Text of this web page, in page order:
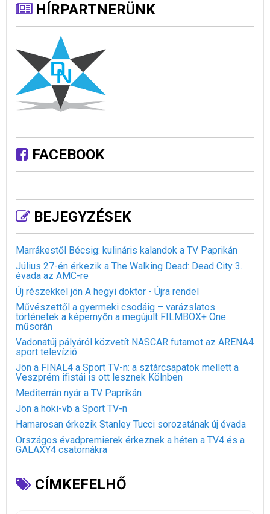
HÍRPARTNERÜNK
FACEBOOK
BEJEGYZÉSEK
Marrákestől Bécsig: kulináris kalandok a TV Paprikán
Július 27-én érkezik a The Walking Dead: Dead City 3.
évada az AMC-re
Új részekkel jön A hegyi doktor - Újra rendel
Művészettől a gyermeki csodáig – varázslatos
történetek a képernyőn a megújult FILMBOX+ One
műsorán
Vadonatúj pályáról közvetít NASCAR futamot az ARENA4
sport televízió
Jön a FINAL4 a Sport TV-n: a sztárcsapatok mellett a
Veszprém ifistái is ott lesznek Kölnben
Mediterrán nyár a TV Paprikán
Jön a hoki-vb a Sport TV-n
Hamarosan érkezik Stanley Tucci sorozatának új évada
Országos évadpremierek érkeznek a héten a TV4 és a
GALAXY4 csatornákra
CÍMKEFELHŐ